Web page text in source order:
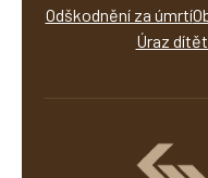
Odškodnění za úmrtí
Úraz